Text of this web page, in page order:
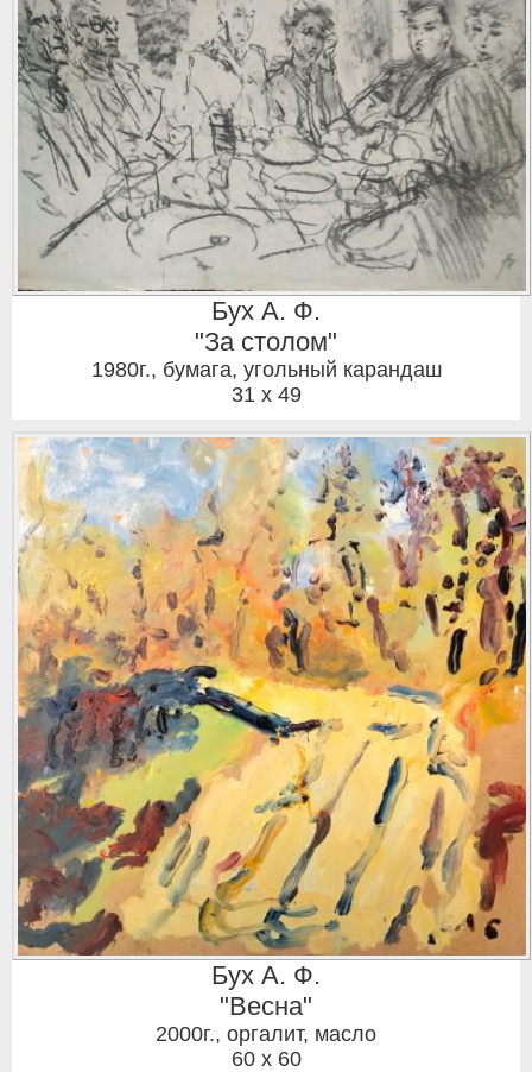
Бух А. Ф.
"За столом"
1980г., бумага, угольный карандаш
31 x 49
Бух А. Ф.
"Весна"
2000г., оргалит, масло
60 x 60